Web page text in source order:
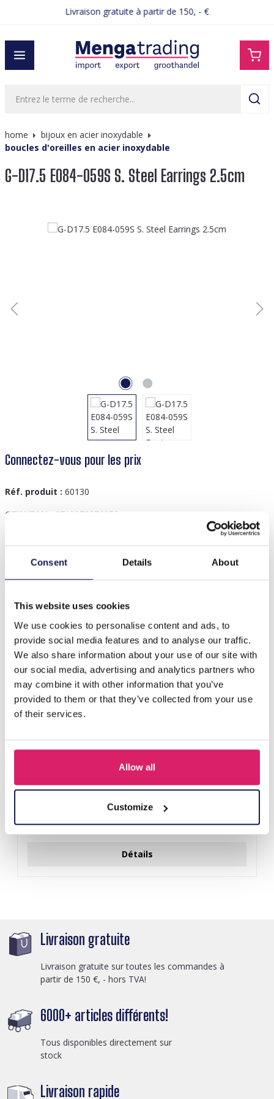
Consent Details About
This website uses cookies
We use cookies to personalise content and ads, to
provide social media features and to analyse our traffic.
We also share information about your use of our site with
our social media, advertising and analytics partners who
may combine it with other information that you’ve
provided to them or that they’ve collected from your use
of their services.
Allow all
Customize
Livraison gratuite à partir de 150, - €
home
bijoux en acier inoxydable
boucles d'oreilles en acier inoxydable
G-D17.5 E084-059S S. Steel Earrings 2.5cm
Ignorer la galerie d'images
Connectez-vous pour les prix
Réf. produit : 60130
GTIN/EAN :
8719978876853
Description
D'autres ont acheté aussi
I-A3.2 E015-003G S. Steel Earrings 12mm
Détails
Livraison gratuite
Livraison gratuite sur toutes les commandes à
partir de 150 €, - hors TVA!
6000+ articles différents!
Tous disponibles directement sur
stock
Livraison rapide